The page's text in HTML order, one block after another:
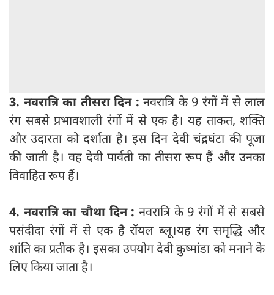
3. नवरात्रि का तीसरा दिन : नवरात्रि के 9 रंगों में से लाल
रंग सबसे प्रभावशाली रंगों में से एक है। यह ताकत, शक्ति
और उदारता को दर्शाता है। इस दिन देवी चंद्रघंटा की पूजा
की जाती है। वह देवी पार्वती का तीसरा रूप हैं और उनका
विवाहित रूप हैं।
4. नवरात्रि का चौथा दिन : नवरात्रि के 9 रंगों में से सबसे
पसंदीदा रंगों में से एक है रॉयल ब्लू।यह रंग समृद्धि और
शांति का प्रतीक है। इसका उपयोग देवी कुष्मांडा को मनाने के
लिए किया जाता है।